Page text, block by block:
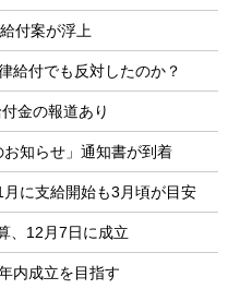
付案が浮上
給付でも反対したのか？
金の報道あり
知らせ」通知書が到着
に支給開始も3月頃が目安
、12月7日に成立
内成立を目指す